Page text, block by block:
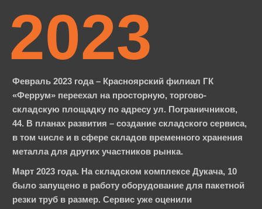
Произведена приемка стана ТЭСА10-40
(трубосварочный агрегат) в Китае.
Компания перешла на круглосуточные отгрузки в пик
сезона для удобства клиентов.
Запущен стан ТЭСА10-40, трубосварочный агрегат для
толщиной стенки 0,5…1,5 мм (круглая и профильная).
Продукция является эксклюзивной для региона.
2023
Февраль 2023 года – Красноярский филиал ГК
«Феррум» переехал на просторную, торгово-
складскую площадку по адресу ул. Пограничников,
44. В планах развития – создание складского сервиса,
в том числе и в сфере складов временного хранения
металла для других участников рынка.
Март 2023 года. На складском комплексе Дукача, 10
было запущено в работу оборудование для пакетной
резки труб в размер. Сервис уже оценили